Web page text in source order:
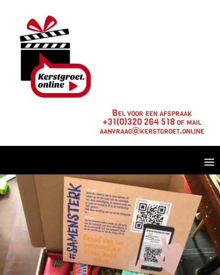
Bel voor een afspraak
+31(0)320 264 518 of mail
aanvraag@kerstgroet.online